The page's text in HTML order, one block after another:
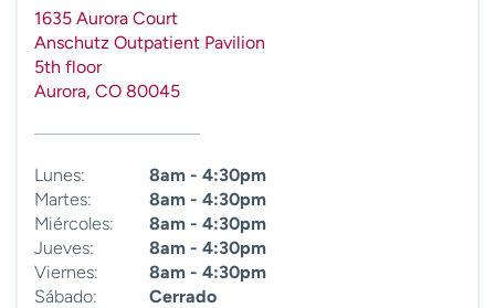
1635 Aurora Court
Anschutz Outpatient Pavilion
5th floor
Aurora, CO 80045
Lunes:
8am - 4:30pm
Martes:
8am - 4:30pm
Miércoles:
8am - 4:30pm
Jueves:
8am - 4:30pm
Viernes:
8am - 4:30pm
Sábado:
Cerrado